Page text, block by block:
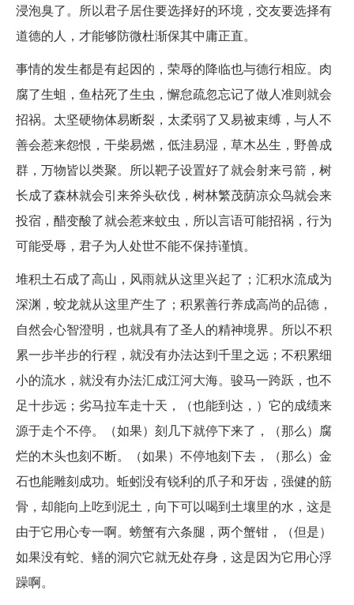
浸泡臭了。所以君子居住要选择好的环境，交友要选择有
道德的人，才能够防微杜渐保其中庸正直。
事情的发生都是有起因的，荣辱的降临也与德行相应。肉
腐了生蛆，鱼枯死了生虫，懈怠疏忽忘记了做人准则就会
招祸。太坚硬物体易断裂，太柔弱了又易被束缚，与人不
善会惹来怨恨，干柴易燃，低洼易湿，草木丛生，野兽成
群，万物皆以类聚。所以靶子设置好了就会射来弓箭，树
长成了森林就会引来斧头砍伐，树林繁茂荫凉众鸟就会来
投宿，醋变酸了就会惹来蚊虫，所以言语可能招祸，行为
可能受辱，君子为人处世不能不保持谨慎。
堆积土石成了高山，风雨就从这里兴起了；汇积水流成为
深渊，蛟龙就从这里产生了；积累善行养成高尚的品德，
自然会心智澄明，也就具有了圣人的精神境界。所以不积
累一步半步的行程，就没有办法达到千里之远；不积累细
小的流水，就没有办法汇成江河大海。骏马一跨跃，也不
足十步远；劣马拉车走十天，（也能到达，）它的成绩来
源于走个不停。（如果）刻几下就停下来了，（那么）腐
烂的木头也刻不断。（如果）不停地刻下去，（那么）金
石也能雕刻成功。蚯蚓没有锐利的爪子和牙齿，强健的筋
骨，却能向上吃到泥土，向下可以喝到土壤里的水，这是
由于它用心专一啊。螃蟹有六条腿，两个蟹钳，（但是）
如果没有蛇、鳝的洞穴它就无处存身，这是因为它用心浮
躁啊。